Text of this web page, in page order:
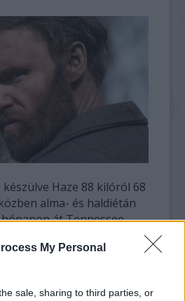
My Personal
sale, sharing to third parties, or
Haze 88 kilóról 68
alma- és haldiétán
át Tennessee
cserélte, ahol
aludt, míg a decemberi